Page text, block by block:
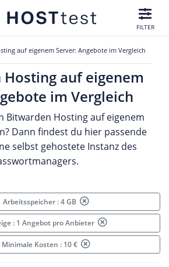
FILTER
auf eigenem Server: Angebote im Vergleich
auf eigenem
im Vergleich
Bitwarden Hosting auf eigenem
Dann findest du hier passende
selbst gehostete Instanz des
Arbeitsspeicher : 4 GB
: 1 Angebot pro Anbieter
Minimale Kosten : 10 €